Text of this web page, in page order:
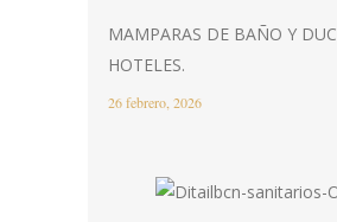
MAMPARAS DE BAÑO Y
HOTELES.
26 febrero, 2026